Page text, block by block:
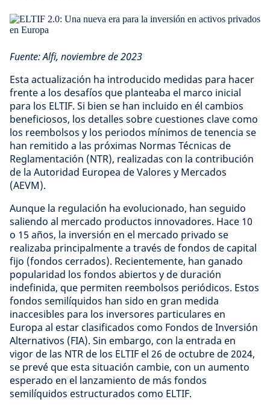
Fuente: Alfi, noviembre de 2023
Esta actualización ha introducido medidas para hacer
frente a los desafíos que planteaba el marco inicial
para los ELTIF. Si bien se han incluido en él cambios
beneficiosos, los detalles sobre cuestiones clave como
los reembolsos y los periodos mínimos de tenencia se
han remitido a las próximas Normas Técnicas de
Reglamentación (NTR), realizadas con la contribución
de la Autoridad Europea de Valores y Mercados
(AEVM).
Aunque la regulación ha evolucionado, han seguido
saliendo al mercado productos innovadores. Hace 10
o 15 años, la inversión en el mercado privado se
realizaba principalmente a través de fondos de capital
fijo (fondos cerrados). Recientemente, han ganado
popularidad los fondos abiertos y de duración
indefinida, que permiten reembolsos periódicos. Estos
fondos semilíquidos han sido en gran medida
inaccesibles para los inversores particulares en
Europa al estar clasificados como Fondos de Inversión
Alternativos (FIA). Sin embargo, con la entrada en
vigor de las NTR de los ELTIF el 26 de octubre de 2024,
se prevé que esta situación cambie, con un aumento
esperado en el lanzamiento de más fondos
semilíquidos estructurados como ELTIF.